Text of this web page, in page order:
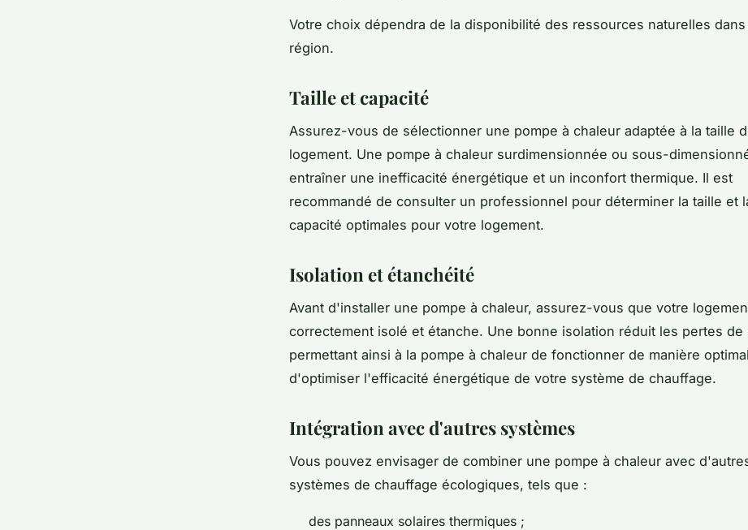
Votre choix dépendra de la disponibilité des ressources naturelles
région.
Taille et capacité
Assurez-vous de sélectionner une pompe à chaleur adaptée à la taille
logement. Une pompe à chaleur surdimensionnée ou sous-
entraîner une inefficacité énergétique et un inconfort thermique. Il est
recommandé de consulter un professionnel pour déterminer la taille et
capacité optimales pour votre logement.
Isolation et étanchéité
Avant d'installer une pompe à chaleur, assurez-vous que votre
correctement isolé et étanche. Une bonne isolation réduit les pertes de
permettant ainsi à la pompe à chaleur de fonctionner de manière
d'optimiser l'efficacité énergétique de votre système de chauffage.
Intégration avec d'autres systèmes
Vous pouvez envisager de combiner une pompe à chaleur avec
systèmes de chauffage écologiques, tels que :
des panneaux solaires thermiques ;